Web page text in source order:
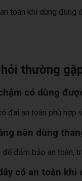
toàn khi dùng
hỏi thường
có dùng
đai an toàn phù hợp
nên dùng
để đảm bảo an toàn,
có an toàn